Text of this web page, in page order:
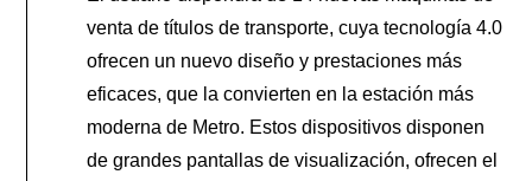
venta de títulos de transporte, cuya tecnología 4.0
ofrecen un nuevo diseño y prestaciones más
eficaces, que la convierten en la estación más
moderna de Metro. Estos dispositivos disponen
de grandes pantallas de visualización, ofrecen el